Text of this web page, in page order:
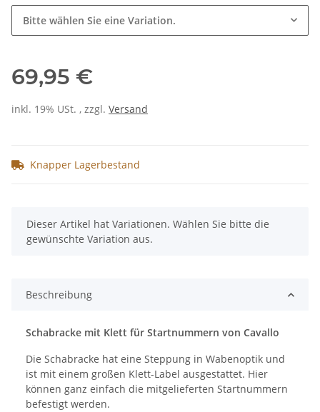
Bitte wählen Sie eine Variation.
69,95 €
inkl. 19% USt. , zzgl. Versand
Knapper Lagerbestand
x
Dieser Artikel hat Variationen. Wählen Sie bitte die
gewünschte Variation aus.
Beschreibung
Schabracke mit Klett für Startnummern von Cavallo
Die Schabracke hat eine Steppung in Wabenoptik und
ist mit einem großen Klett-Label ausgestattet. Hier
können ganz einfach die mitgelieferten Startnummern
befestigt werden.